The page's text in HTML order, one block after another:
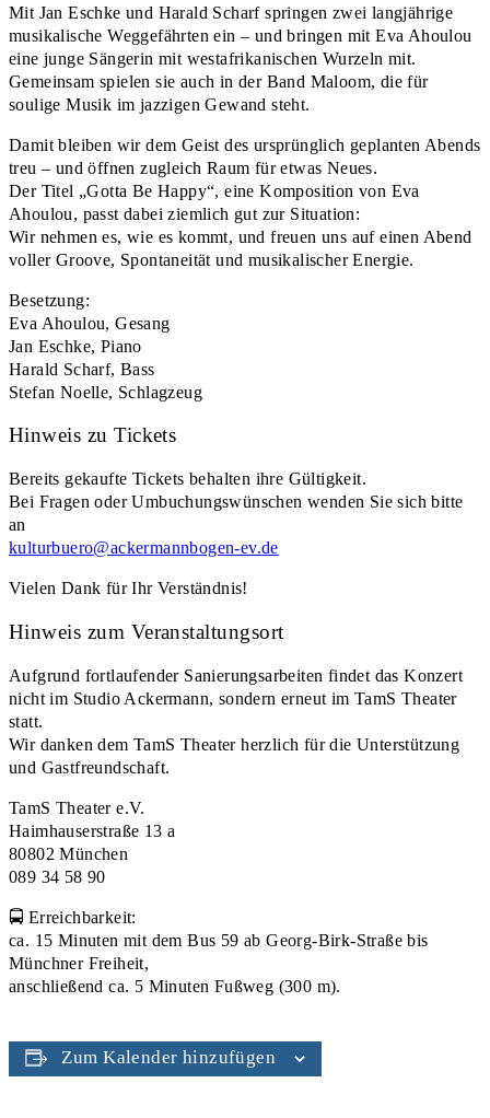
Mit Jan Eschke und Harald Scharf springen zwei langjährige
musikalische Weggefährten ein – und bringen mit Eva Ahoulou
eine junge Sängerin mit westafrikanischen Wurzeln mit.
Gemeinsam spielen sie auch in der Band Maloom, die für
soulige Musik im jazzigen Gewand steht.
Damit bleiben wir dem Geist des ursprünglich geplanten Abends
treu – und öffnen zugleich Raum für etwas Neues.
Der Titel „Gotta Be Happy“, eine Komposition von Eva
Ahoulou, passt dabei ziemlich gut zur Situation:
Wir nehmen es, wie es kommt, und freuen uns auf einen Abend
voller Groove, Spontaneität und musikalischer Energie.
Besetzung:
Eva Ahoulou, Gesang
Jan Eschke, Piano
Harald Scharf, Bass
Stefan Noelle, Schlagzeug
Hinweis zu Tickets
Bereits gekaufte Tickets behalten ihre Gültigkeit.
Bei Fragen oder Umbuchungswünschen wenden Sie sich bitte
an
kulturbuero@ackermannbogen-ev.de
Vielen Dank für Ihr Verständnis!
Hinweis zum Veranstaltungsort
Aufgrund fortlaufender Sanierungsarbeiten findet das Konzert
nicht im Studio Ackermann, sondern erneut im TamS Theater
statt.
Wir danken dem TamS Theater herzlich für die Unterstützung
und Gastfreundschaft.
TamS Theater e.V.
Haimhauserstraße 13 a
80802 München
089 34 58 90
🚍 Erreichbarkeit:
ca. 15 Minuten mit dem Bus 59 ab Georg-Birk-Straße bis
Münchner Freiheit,
anschließend ca. 5 Minuten Fußweg (300 m).
Zum Kalender hinzufügen